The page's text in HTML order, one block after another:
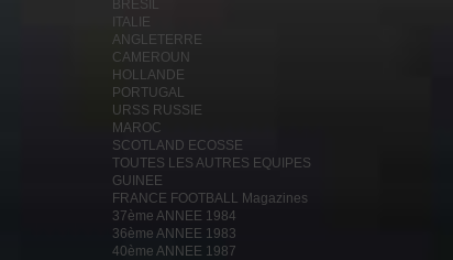
BRESIL
ITALIE
ANGLETERRE
CAMEROUN
HOLLANDE
PORTUGAL
URSS RUSSIE
MAROC
SCOTLAND ECOSSE
TOUTES LES AUTRES EQUIPES
GUINEE
FRANCE FOOTBALL Magazines
37ème ANNEE 1984
36ème ANNEE 1983
40ème ANNEE 1987